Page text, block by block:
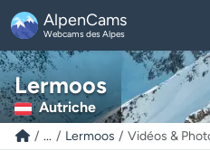
AlpenCams
Webcams des Alpes
Lermoos
Autriche
... Lermoos Vidéos &